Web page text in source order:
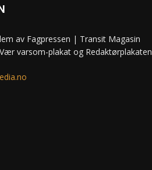
av Fagpressen | Transit Magasin
varsom-plakat og Redaktørplakaten